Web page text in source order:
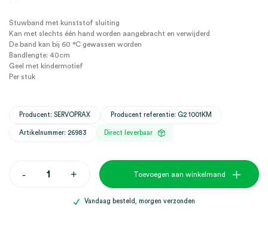
Stuwband met kunststof sluiting
Kan met slechts één hand worden aangebracht en verwijderd
De band kan bij 60 °C gewassen worden
Bandlengte: 40cm
Geel met kindermotief
Per stuk
Producent: SERVOPRAX Producent referentie: G2 1001KM
Artikelnummer: 26983 Direct leverbaar
-Stuwband
+ Toevoegen aan winkelmand
Vandaag besteld, morgen verzonden